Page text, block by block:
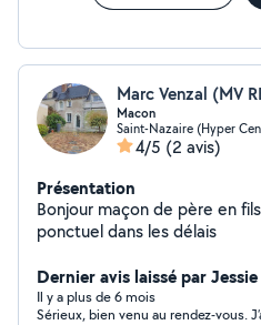
Marc Venzal (MV
Macon
Saint-Nazaire (Hyper
4/5 (2 avis)
Présentation
Bonjour maçon de père en
ponctuel dans les délais
Dernier avis laissé par
Il y a plus de 6 mois
Sérieux, bien venu au rendez-